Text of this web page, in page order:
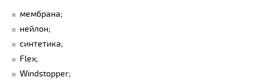
мембрана;
нейлон;
синтетика;
Flex;
Windstopper;